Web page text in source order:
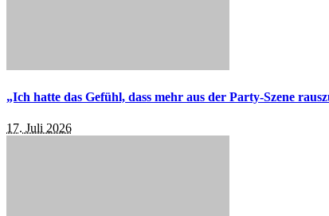
„Ich hatte das Gefühl, dass mehr aus der Party-Szene
17. Juli 2026